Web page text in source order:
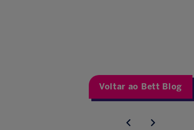
Voltar ao Bett Blog